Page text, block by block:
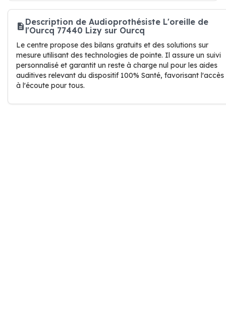
Description de Audioprothésiste L'oreille de
l'Ourcq 77440 Lizy sur Ourcq
Le centre propose des bilans gratuits et des solutions sur
mesure utilisant des technologies de pointe. Il assure un suivi
personnalisé et garantit un reste à charge nul pour les aides
auditives relevant du dispositif 100% Santé, favorisant l'accès
à l'écoute pour tous.